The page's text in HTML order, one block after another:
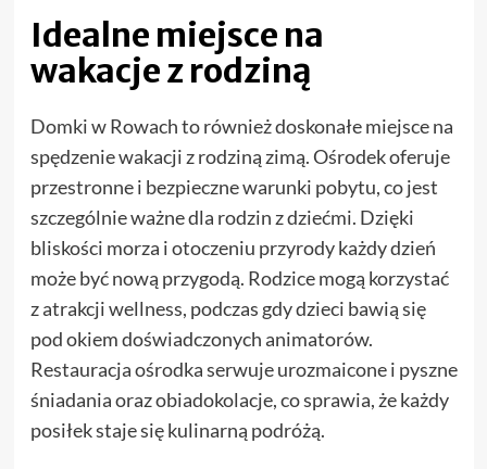
Idealne miejsce na
wakacje z rodziną
Domki w Rowach to również doskonałe miejsce na
spędzenie wakacji z rodziną zimą. Ośrodek oferuje
przestronne i bezpieczne warunki pobytu, co jest
szczególnie ważne dla rodzin z dziećmi. Dzięki
bliskości morza i otoczeniu przyrody każdy dzień
może być nową przygodą. Rodzice mogą korzystać
z atrakcji wellness, podczas gdy dzieci bawią się
pod okiem doświadczonych animatorów.
Restauracja ośrodka serwuje urozmaicone i pyszne
śniadania oraz obiadokolacje, co sprawia, że każdy
posiłek staje się kulinarną podróżą.